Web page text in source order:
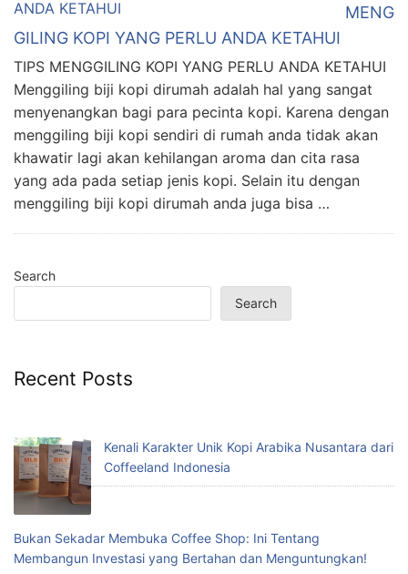
MENG
GILING KOPI YANG PERLU ANDA KETAHUI
TIPS MENGGILING KOPI YANG PERLU ANDA KETAHUI
Menggiling biji kopi dirumah adalah hal yang sangat
menyenangkan bagi para pecinta kopi. Karena dengan
menggiling biji kopi sendiri di rumah anda tidak akan
khawatir lagi akan kehilangan aroma dan cita rasa
yang ada pada setiap jenis kopi. Selain itu dengan
menggiling biji kopi dirumah anda juga bisa …
Search
Search
Recent Posts
Kenali Karakter Unik Kopi Arabika Nusantara dari
Coffeeland Indonesia
Bukan Sekadar Membuka Coffee Shop: Ini Tentang
Membangun Investasi yang Bertahan dan Menguntungkan!